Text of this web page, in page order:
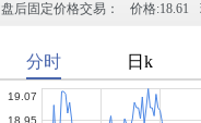
盘后固定价格交易：
价格:18.61